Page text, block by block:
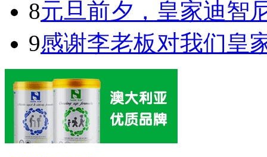
8元旦前夕，皇家迪智
9感谢李老板对我们皇